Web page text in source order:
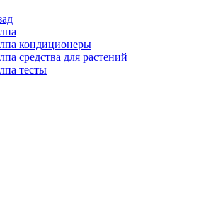
кондиционеры
средства для растений
тесты